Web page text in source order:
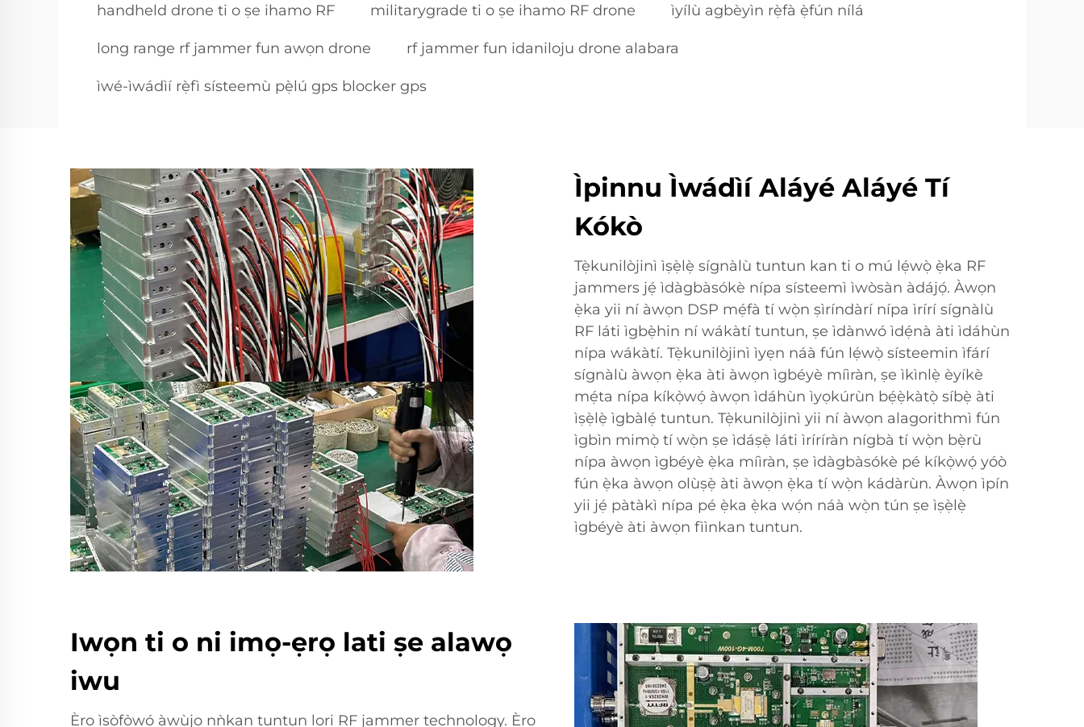
handheld drone ti o ṣe ihamo RF militarygrade ti o ṣe ihamo RF drone ìyílù agbèyìn rẹ̀fà ẹ̀fún nílá
long range rf jammer fun awọn drone rf jammer fun idaniloju drone alabara
ìwé-ìwádìí rẹ̀fì sísteemù pẹ̀lú gps blocker gps
Ìpinnu Ìwádìí Aláyé Aláyé Tí
Kókò
Tẹ̀kunilòjinì ìṣẹ̀lẹ̀ sígnàlù tuntun kan ti o mú lẹ́wọ̀ ẹ̀ka RF
jammers jẹ́ ìdàgbàsókè nípa sísteemì ìwòsàn àdájọ́. Àwọn
ẹ̀ka yii ní àwọn DSP mẹ́fà tí wọ̀n ṣìríndàrí nípa ìrírí sígnàlù
RF láti ìgbẹ̀hin ní wákàtí tuntun, ṣe ìdànwó ìdẹ́nà àti ìdáhùn
nípa wákàtí. Tẹ̀kunilòjinì ìyẹn náà fún lẹ́wọ̀ sísteemin ìfárí
sígnàlù àwọn ẹ̀ka àti àwọn ìgbéyè míìràn, ṣe ìkìnlẹ̀ èyíkè
mẹ́ta nípa kíkọ̀wọ́ àwọn ìdáhùn ìyọkúrùn bẹ́ẹ̀kàtọ̀ síbẹ̀ àti
ìṣẹ̀lẹ̀ ìgbàlẹ́ tuntun. Tẹ̀kunilòjinì yii ní àwọn alagorithmì fún
ìgbìn mimọ̀ tí wọ̀n ṣe ìdáṣẹ̀ láti ìríríràn nígbà tí wọ̀n bẹ̀rù
nípa àwọn ìgbéyè ẹ̀ka míìràn, ṣe ìdàgbàsókè pé kíkọ̀wọ́ yóò
fún ẹ̀ka àwọn olùṣẹ̀ àti àwọn ẹ̀ka tí wọ̀n kádàrùn. Àwọn ìpín
yii jẹ́ pàtàkì nípa pé ẹ̀ka ẹ̀ka wọ́n náà wọ̀n tún ṣe ìṣẹ̀lẹ̀
ìgbéyè àti àwọn fììnkan tuntun.
Iwọn ti o ni imọ-ẹrọ lati ṣe alawọ
iwu
Ẹ̀rọ ìṣòfọ̀wọ́ àwùjọ nǹkan tuntun lori RF jammer technology. Ẹ̀rọ